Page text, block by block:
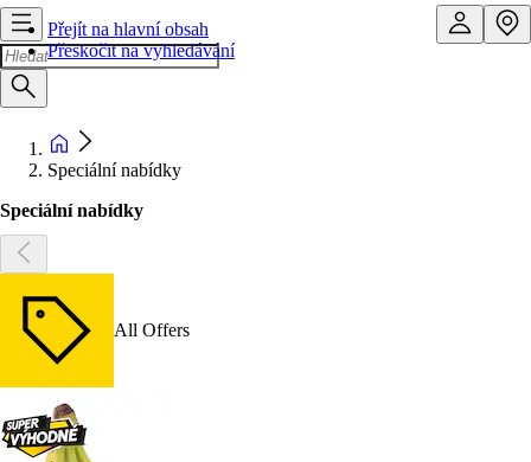
Přejít na hlavní obsah
Přeskočit na vyhledávání
Speciální nabídky
Speciální nabídky
All Offers